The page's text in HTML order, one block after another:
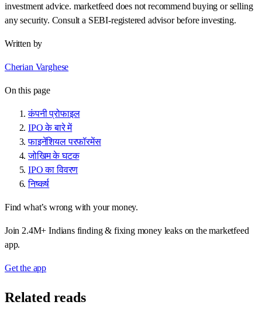
investment advice. marketfeed does not recommend buying or selling
any security. Consult a SEBI-registered advisor before investing.
Written by
Cherian Varghese
On this page
कंपनी प्रोफाइल
IPO के बारे में
फाइनेंशियल परफॉरमेंस
जोखिम के घटक
IPO का विवरण
निष्कर्ष
Find what’s wrong with your money.
Join 2.4M+ Indians finding & fixing money leaks on the marketfeed
app.
Get the app
Related reads